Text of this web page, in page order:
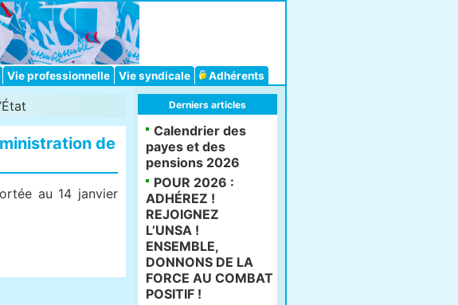
Vie professionnelle Vie syndicale Adhérents
de
au 14 janvier
Derniers articles
Calendrier des
payes et des
pensions 2026
POUR 2026 :
ADHÉREZ !
REJOIGNEZ
L’UNSA !
ENSEMBLE,
DONNONS DE LA
FORCE AU COMBAT
POSITIF !